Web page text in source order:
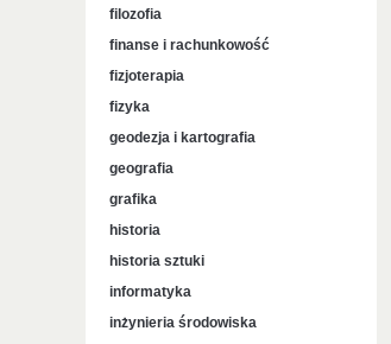
filozofia
finanse i rachunkowość
fizjoterapia
fizyka
geodezja i kartografia
geografia
grafika
historia
historia sztuki
informatyka
inżynieria środowiska